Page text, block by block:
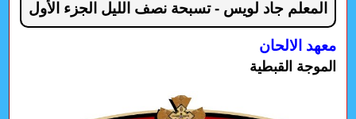
المعلم جاد لويس - تسبحة نصف الليل الجزء الأول
معهد الالحان
الموجة القبطية